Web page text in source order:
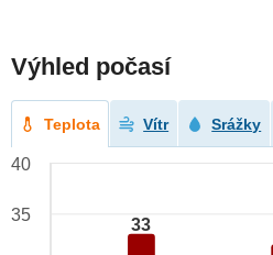
Výhled počasí
Teplota Vítr Srážky
33
40
35